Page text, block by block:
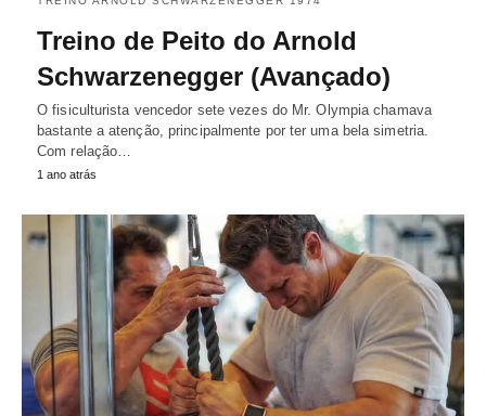
Treino de Peito do Arnold
Schwarzenegger (Avançado)
O fisiculturista vencedor sete vezes do Mr. Olympia chamava
bastante a atenção, principalmente por ter uma bela simetria.
Com relação…
1 ano atrás